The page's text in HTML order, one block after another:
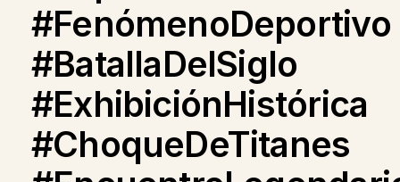
#FenómenoDeportivo
#BatallaDelSiglo
#ExhibiciónHistórica
#ChoqueDeTitanes